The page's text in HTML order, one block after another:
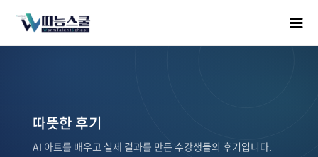
따뜻한 후기
AI 아트를 배우고 실제 결과를 만든 수강생들의 후기입니다.